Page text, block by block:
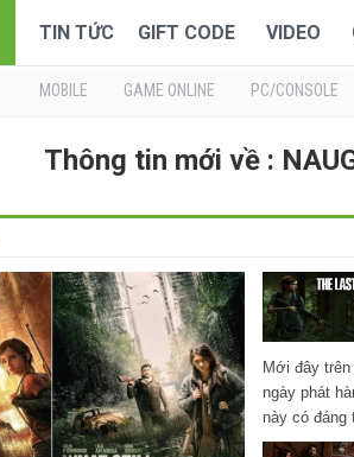
TIN TỨC GIFT CODE VIDEO
MOBILE GAME ONLINE PC/CONSOLE
Thông tin mới về :
Mới đây
ngày phát
này có đáng